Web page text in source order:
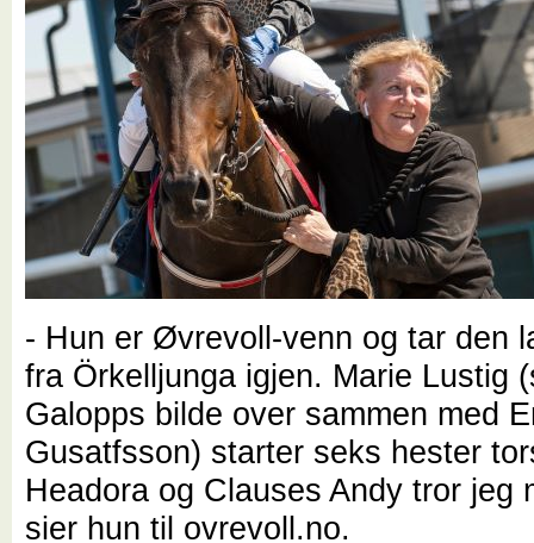
- Hun er Øvrevoll-venn og tar den
fra Örkelljunga igjen. Marie Lustig
Galopps bilde over sammen med
Gusatfsson) starter seks hester
Headora og Clauses Andy tror jeg
sier hun til ovrevoll.no.